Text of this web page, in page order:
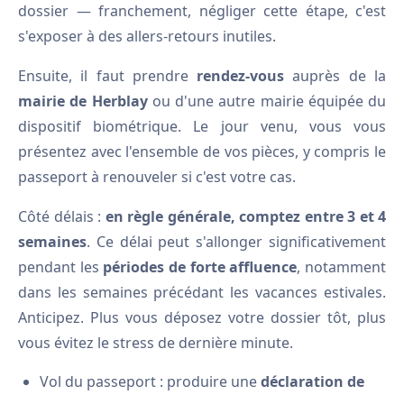
dossier — franchement, négliger cette étape, c'est
s'exposer à des allers-retours inutiles.
Ensuite, il faut prendre rendez-vous auprès de la
mairie de Herblayou d'une autre mairie équipée du
dispositif biométrique. Le jour venu, vous vous
présentez avec l'ensemble de vos pièces, y compris le
passeport à renouveler si c'est votre cas.
Côté délais : en règle générale, comptez entre 3 et 4
semaines. Ce délai peut s'allonger significativement
pendant les périodes de forte affluence, notamment
dans les semaines précédant les vacances estivales.
Anticipez. Plus vous déposez votre dossier tôt, plus
vous évitez le stress de dernière minute.
Vol du passeport : produire unedéclaration de